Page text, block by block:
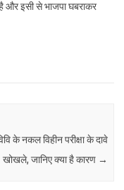
और इसी से भाजपा घबराकर
के नकल विहीन परीक्षा के दावे
खोखले, जानिए क्या है कारण →